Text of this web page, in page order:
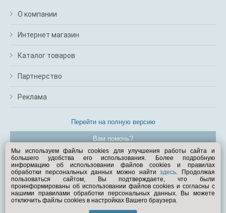
О компании
Интернет магазин
Каталог товаров
Партнерство
Реклама
Перейти на полную версию
Вам помочь?
© Exist.ru 1998—2026
Мы используем файлы cookies для улучшения работы сайта и
большего удобства его использования. Более подробную
информацию об использовании файлов cookies и правилах
обработки персональных данных можно найтиздесь. Продолжая
пользоваться сайтом, Вы подтверждаете, что были
проинформированы об использовании файлов cookies и согласны с
нашими правилами обработки персональных данных. Вы можете
отключить файлы cookies в настройках Вашего браузера.